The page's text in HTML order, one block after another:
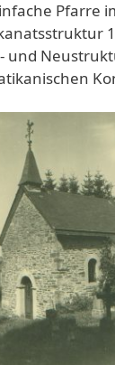
Pfarre
und